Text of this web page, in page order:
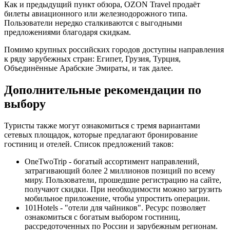
Как и предыдущий пункт обзора, OZON Travel продаёт
билеты авиационного или железнодорожного типа.
Пользователи нередко сталкиваются с выгодными
предложениями благодаря скидкам.
Помимо крупных российских городов доступны направления
к ряду зарубежных стран: Египет, Грузия, Турция,
Объединённые Арабские Эмираты, и так далее.
Дополнительные рекомендации по
выбору
Туристы также могут ознакомиться с тремя вариантами
сетевых площадок, которые предлагают бронирование
гостиниц и отелей. Список предложений таков:
OneTwoTrip - богатый ассортимент направлений,
затрагивающий более 2 миллионов позиций по всему
миру. Пользователи, прошедшие регистрацию на сайте,
получают скидки. При необходимости можно загрузить
мобильное приложение, чтобы упростить операции.
101Hotels - "отели для чайников". Ресурс позволяет
ознакомиться с богатым выбором гостиниц,
рассредоточенных по России и зарубежным регионам.